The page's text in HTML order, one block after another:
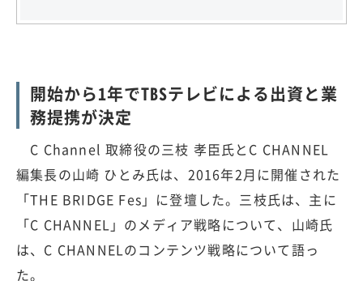
開始から1年でTBSテレビによる出資と業
務提携が決定
C Channel 取締役の三枝 孝臣氏とC CHANNEL
編集長の山崎 ひとみ氏は、2016年2月に開催された
「THE BRIDGE Fes」に登壇した。三枝氏は、主に
「C CHANNEL」のメディア戦略について、山崎氏
は、C CHANNELのコンテンツ戦略について語っ
た。